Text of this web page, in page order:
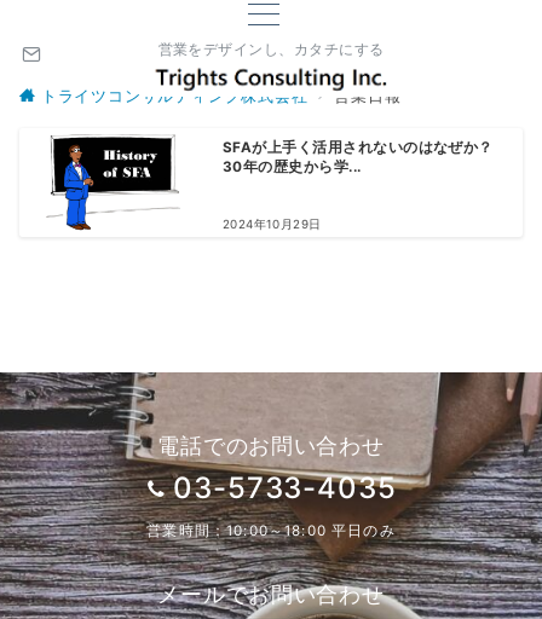
営業をデザインし、カタチにする
トライツコンサルティング株式会社 営業日報
SFAが上手く活用されないのはなぜか？
30年の歴史から学...
2024年10月29日
電話でのお問い合わせ
03-5733-4035
営業時間：10:00～18:00 平日のみ
メールでお問い合わせ